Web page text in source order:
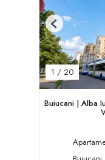
1 / 20
Previous
Buiucani | Alba